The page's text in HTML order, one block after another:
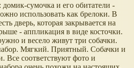
сумочка и его обитатели -
использовать как брелоки. В
дверь, которая закрывается на
- аппликация в виде косточки.
и весело живут три собачки.
Мягкий. Приятный. Собачки и
Все соответствуют фото и